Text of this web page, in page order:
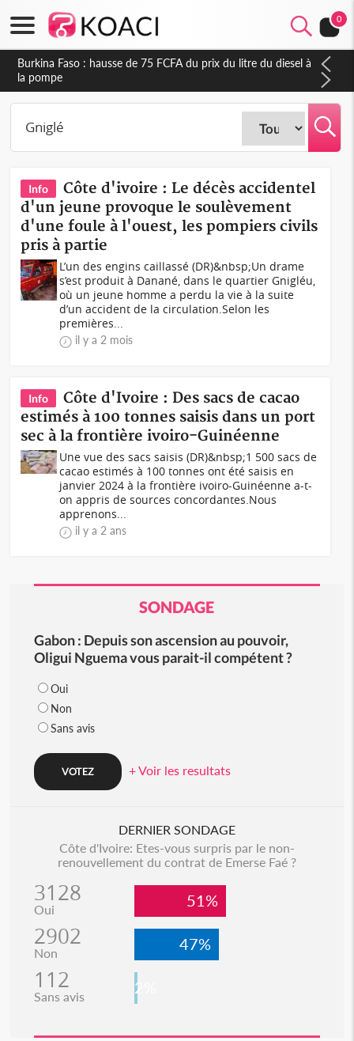
0
Burkina Faso : hausse de 75 FCFA du prix du litre du diesel à
la pompe
Info
Côte d'ivoire : Le décès accidentel
d'un jeune provoque le soulèvement
d'une foule à l'ouest, les pompiers civils
pris à partie
L’un des engins caillassé (DR)&nbsp;Un drame
s’est produit à Danané, dans le quartier Gnigléu,
où un jeune homme a perdu la vie à la suite
d’un accident de la circulation.Selon les
premières...
il y a 2 mois
Info
Côte d'Ivoire : Des sacs de cacao
estimés à 100 tonnes saisis dans un port
sec à la frontière ivoiro-Guinéenne
Une vue des sacs saisis (DR)&nbsp;1 500 sacs de
cacao estimés à 100 tonnes ont été saisis en
janvier 2024 à la frontière ivoiro-Guinéenne a-t-
on appris de sources concordantes.Nous
apprenons...
il y a 2 ans
SONDAGE
Gabon : Depuis son ascension au pouvoir,
Oligui Nguema vous parait-il compétent ?
Oui
Non
Sans avis
+ Voir les resultats
DERNIER SONDAGE
Côte d'Ivoire: Etes-vous surpris par le non-
renouvellement du contrat de Emerse Faé ?
3128
Oui 51%
2902
Non 47%
112
Sans avis 2%